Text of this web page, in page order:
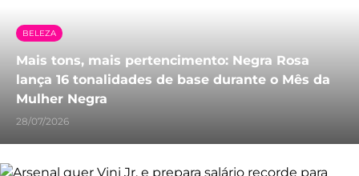
BELEZA
Mais tons, mais pertencimento: Negra Rosa
lança 16 tonalidades de base durante o Mês da
Mulher Negra
28/07/2026